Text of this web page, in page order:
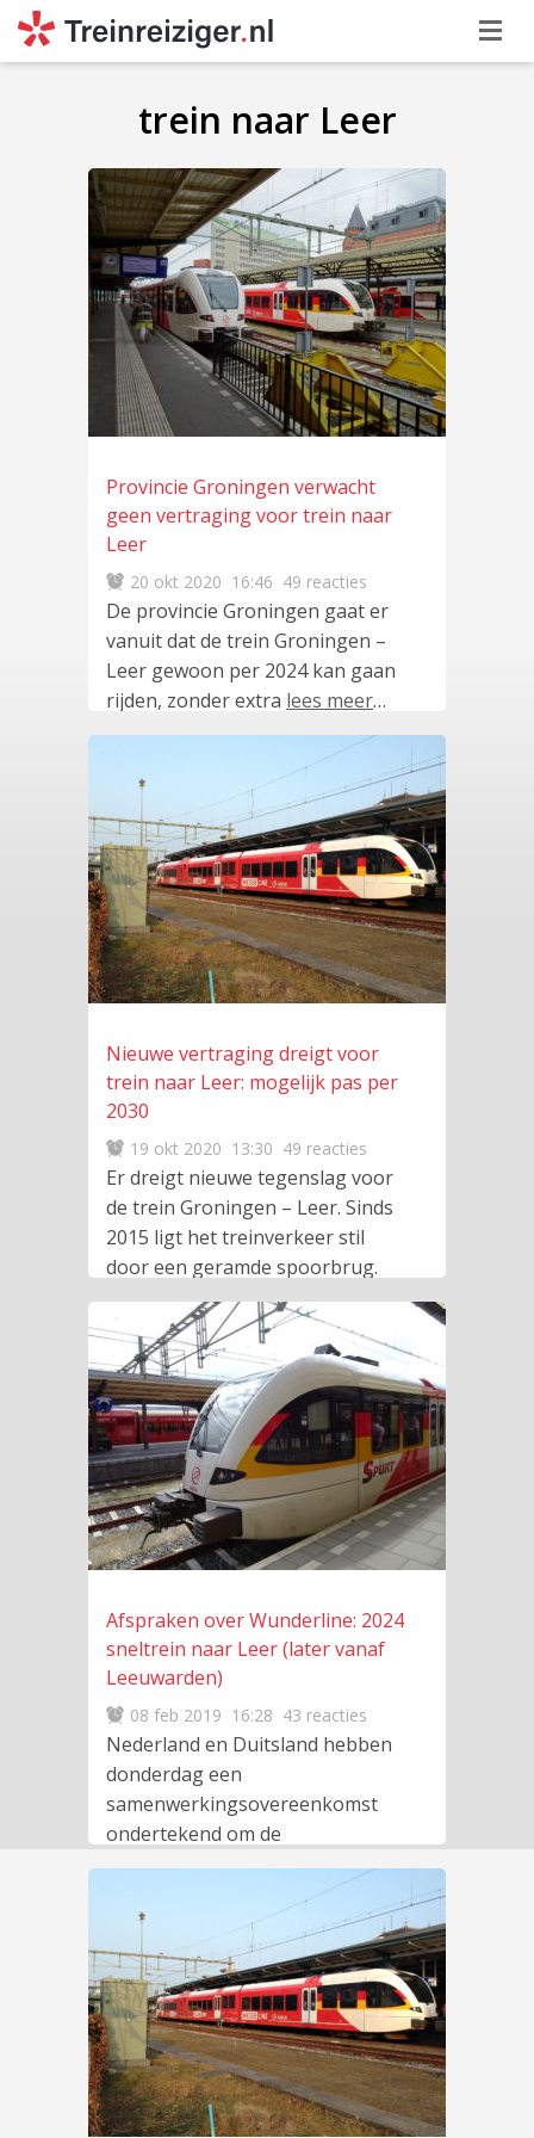
trein naar Leer
Provincie Groningen verwacht
geen vertraging voor trein naar
Leer
20 okt 2020 16:46 49 reacties
De provincie Groningen gaat er
vanuit dat de trein Groningen –
Leer gewoon per 2024 kan gaan
rijden, zonder extra lees meer…
Nieuwe vertraging dreigt voor
trein naar Leer: mogelijk pas per
2030
19 okt 2020 13:30 49 reacties
Er dreigt nieuwe tegenslag voor
de trein Groningen – Leer. Sinds
2015 ligt het treinverkeer stil
door een geramde spoorbrug.
lees meer…
Afspraken over Wunderline: 2024
sneltrein naar Leer (later vanaf
Leeuwarden)
08 feb 2019 16:28 43 reacties
Nederland en Duitsland hebben
donderdag een
samenwerkingsovereenkomst
ondertekend om de
treinverbinding Groningen –
Leer – Bremen (Wunderline) te
verbeteren. Zodra
lees meer…